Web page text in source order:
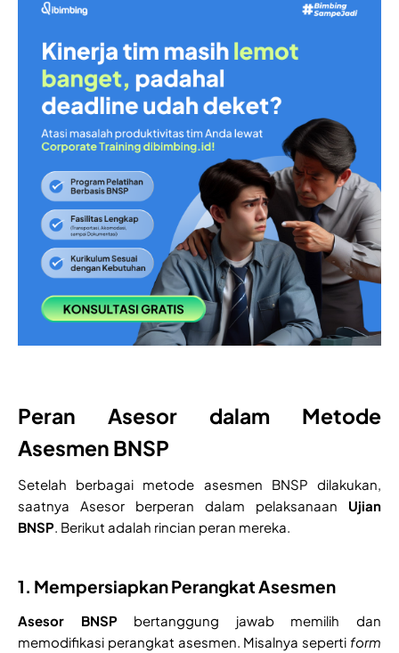
Peran Asesor dalam Metode
Asesmen BNSP
Setelah berbagai metode asesmen BNSP dilakukan,
saatnya Asesor berperan dalam pelaksanaan Ujian
BNSP . Berikut adalah rincian peran mereka.
1. Mempersiapkan Perangkat Asesmen
Asesor BNSPbertanggung jawab memilih dan
memodifikasi perangkat asesmen. Misalnya seperti form